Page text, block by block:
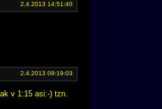
2.4.2013 14:51:40
2.4.2013 09:19:03
v 1:15 asi:-) tzn.